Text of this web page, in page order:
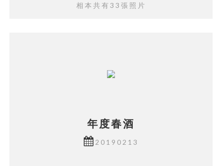
相本共有33張照片
年度春酒
20190213